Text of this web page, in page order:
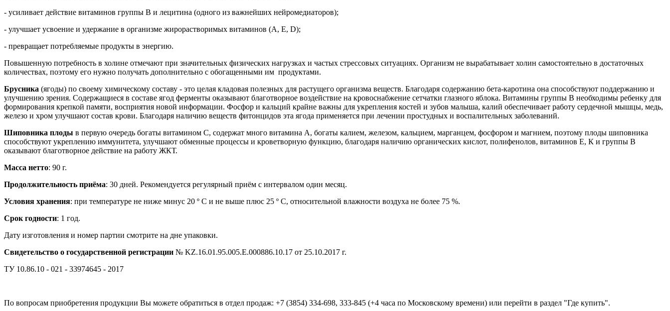
- усиливает действие витаминов группы В и лецитина (одного из важнейших нейромедиаторов);
- улучшает усвоение и удержание в организме жирорастворимых витаминов (А, Е, D);
- превращает потребляемые продукты в энергию.
Повышенную потребность в холине отмечают при значительных физических нагрузках и частых стрессовых ситуациях. Организм не вырабатывает холин самостоятельно в достаточных
количествах, поэтому его нужно получать дополнительно с обогащенными им продуктами.
Брусника (ягоды) по своему химическому составу - это целая кладовая полезных для растущего организма веществ. Благодаря содержанию бета-каротина она способствуют поддержанию и
улучшению зрения. Содержащиеся в составе ягод ферменты оказывают благотворное воздействие на кровоснабжение сетчатки глазного яблока. Витамины группы B необходимы ребенку для
формирования крепкой памяти, восприятия новой информации. Фосфор и кальций крайне важны для укрепления костей и зубов малыша, калий обеспечивает работу сердечной мышцы, медь,
железо и хром улучшают состав крови. Благодаря наличию веществ фитонцидов эта ягода применяется при лечении простудных и воспалительных заболеваний.
Шиповника плоды в первую очередь богаты витамином С, содержат много витамина А, богаты калием, железом, кальцием, марганцем, фосфором и магнием, поэтому плоды шиповника
способствуют укреплению иммунитета, улучшают обменные процессы и кроветворную функцию, благодаря наличию органических кислот, полифенолов, витаминов Е, К и группы В
оказывают благотворное действие на работу ЖКТ.
Масса нетто: 90 г.
Продолжительность приёма: 30 дней. Рекомендуется регулярный приём с интервалом один месяц.
Условия хранения: при температуре не ниже минус 20 º С и не выше плюс 25 º С, относительной влажности воздуха не более 75 %.
Срок годности: 1 год.
Дату изготовления и номер партии смотрите на дне упаковки.
Свидетельство о государственной регистрации № KZ.16.01.95.005.Е.000886.10.17 от 25.10.2017 г.
ТУ 10.86.10 - 021 - 33974645 - 2017
По вопросам приобретения продукции Вы можете обратиться в отдел продаж: +7 (3854) 334-698, 333-845 (+4 часа по Московскому времени) или перейти в раздел "Где купить".